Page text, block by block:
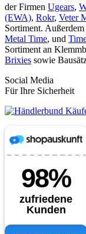
der Firmen Ugears,
(EWA), Rokr, Veter
Sortiment.
Metal Time, und
Sortiment an
Brixies sowie
Social Media
Für Ihre Sicherheit